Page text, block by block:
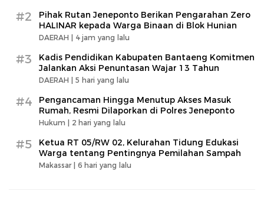
#2
Pihak Rutan Jeneponto Berikan Pengarahan Zero
HALINAR kepada Warga Binaan di Blok Hunian
DAERAH | 4 jam yang lalu
#3
Kadis Pendidikan Kabupaten Bantaeng Komitmen
Jalankan Aksi Penuntasan Wajar 13 Tahun
DAERAH | 5 hari yang lalu
#4
Pengancaman Hingga Menutup Akses Masuk
Rumah, Resmi Dilaporkan di Polres Jeneponto
Hukum | 2 hari yang lalu
#5
Ketua RT 05/RW 02, Kelurahan Tidung Edukasi
Warga tentang Pentingnya Pemilahan Sampah
Makassar | 6 hari yang lalu